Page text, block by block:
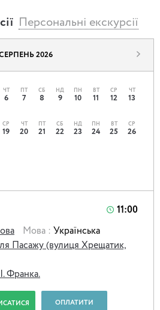
корінного киянина.
що триматимуть їх увагу і
живої історії Києва.
і станьте частиною
Персональні екскурсії
2026
ЧТ
6 7
СБ
8
НД
9
ПН
10
ВТ
11
СР
12
ЧТ
13
СР
19
ЧТ
20 21
СБ
22
НД
23
ПН
24
ВТ
25
СР
26
11:00
Мова : Українська
Пасажу (вулиця Хрещатик,
Франка.
ОПЛАТИТИ